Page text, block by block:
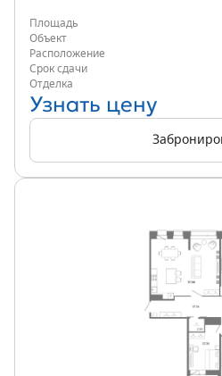
Площадь
Объект
Расположение
Срок сдачи
Отделка
Узнать цену